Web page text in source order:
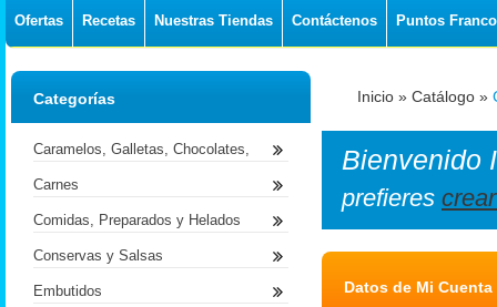
Ofertas Recetas Nuestras Tiendas Contáctenos Puntos Franco
Inicio » Catálogo »
Bienvenido
prefieres
Datos de Mi Cuenta
Categorías
Caramelos, Galletas, Chocolates,
Carnes
Comidas, Preparados y Helados
Conservas y Salsas
Embutidos